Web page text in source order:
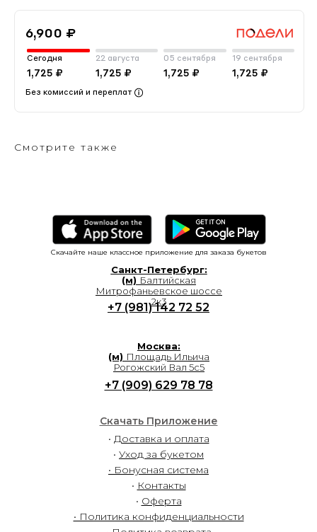
6,900 ₽
Сегодня
1,725 ₽
22 августа
1,725 ₽
05 сентября
1,725 ₽
19 сентября
1,725 ₽
Без комиссий и переплат
Смотрите также
• Доставка и оплата
• Уход за букетом
• Бонусная система
• Контакты
• Оферта
• Политика конфиденциальности
+7 (909) 629 78 78
Санкт-Петербург:
(м) Балтийская
Митрофаньевское шоссе
2к3
Скачать Приложение
+7 (981) 142 72 52
Москва:
(м) Площадь Ильича
Рогожский Вал 5с5
Скачайте наше классное приложение для заказа букетов